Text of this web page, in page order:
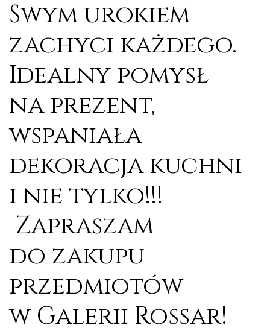
Swym urokiem
zachyci każdego.
Idealny pomysł
na prezent,
wspaniała
dekoracja kuchni
i nie tylko!!!
Zapraszam
do zakupu
przedmiotów
w Galerii Rossar!